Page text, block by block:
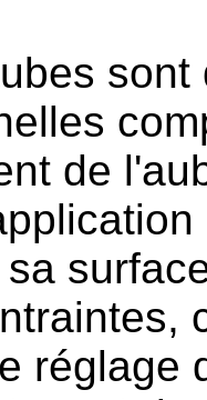
sont
de
réglage